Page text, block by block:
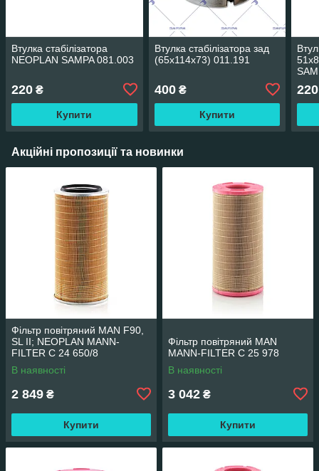
Втулка стабілізатора
NEOPLAN SAMPA 081.003
220 ₴
Купити
Втулка стабілізатора зад
(65х114х73) 011.191
400₴
Купити
220
Акційні пропозиції та новинки
Фільтр повітряний MAN F90,
SL II; NEOPLAN MANN-
FILTER C 24 650/8
В наявності
2 849 ₴
Купити
Фільтр повітряний MAN
MANN-FILTER C 25 978
В наявності
3 042 ₴
Купити